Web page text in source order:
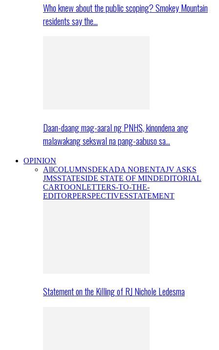
Who knew about the public scoping? Smokey Mountain
residents say the…
Daan-daang mag-aaral ng PNHS, kinondena ang
malawakang sekswal na pang-aabuso sa…
OPINION
AllCOLUMNSDEKADA NOBENTAJV ASKS
JMSSTATESIDE STATE OF MINDEDITORIAL
CARTOONLETTERS-TO-THE-
EDITORPERSPECTIVESSTATEMENT
Statement on the Killing of RJ Nichole Ledesma